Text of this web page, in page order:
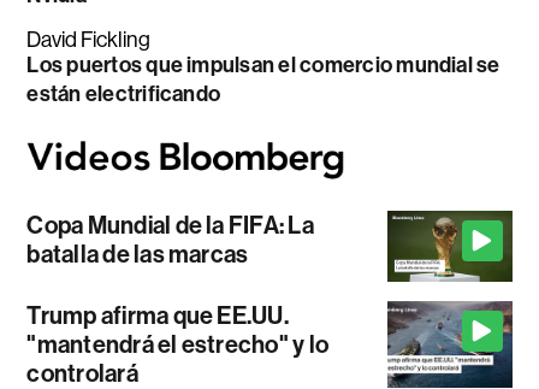
David Fickling
Los puertos que impulsan el comercio mundial se
están electrificando
Copa Mundial de la FIFA: La
batalla de las marcas
Trump afirma que EE.UU.
"mantendrá el estrecho" y lo
controlará